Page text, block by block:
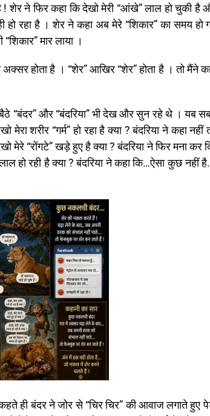
! शेर ने फिर कहा कि देखो मेरी “आंखे” लाल हो चुकी
रहा है । शेर ने कहा अब मेरे “शिकार” का समय हो
मार लाया ।
होता है । “शेर” आखिर “शेर” होता है । तो मैंने
“बंदर” और “बंदरिया” भी देख और सुन रहे थे । यब
शरीर “गर्म” हो रहा है क्या ? बंदरिया ने कहा नहीं
“रोंगटे” खड़े हुए है क्या ? बंदरिया ने फिर मना कर
हो रही है क्या ? बंदरिया ने कहा कि…ऐसा कुछ नहीं
ही बंदर ने जोर से “चिर चिर” की आवाज लगाते